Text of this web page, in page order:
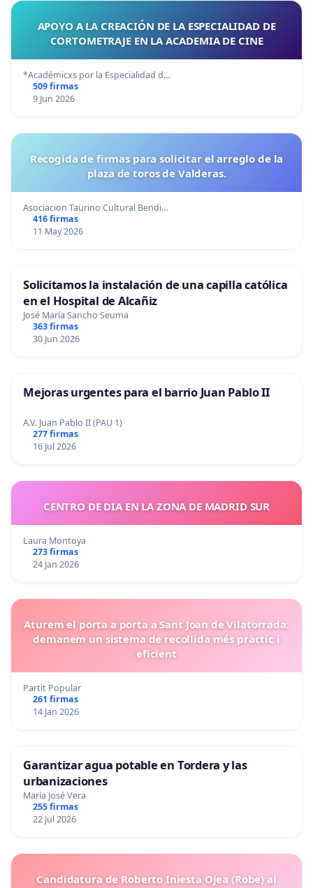
APOYO A LA CREACIÓN DE LA ESPECIALIDAD DE
CORTOMETRAJE EN LA ACADEMIA DE CINE
*Académicxs por la Especialidad d…
509 firmas
9 Jun 2026
Recogida de firmas para solicitar el arreglo de la
plaza de toros de Valderas.
Asociacion Taurino Cultural Bendi…
416 firmas
11 May 2026
Solicitamos la instalación de una capilla católica
en el Hospital de Alcañiz
José María Sancho Seuma
363 firmas
30 Jun 2026
Mejoras urgentes para el barrio Juan Pablo II
A.V. Juan Pablo II (PAU 1)
277 firmas
16 Jul 2026
CENTRO DE DIA EN LA ZONA DE MADRID SUR
Laura Montoya
273 firmas
24 Jan 2026
Aturem el porta a porta a Sant Joan de Vilatorrada:
demanem un sistema de recollida més pràctic i
eficient
Partit Popular
261 firmas
14 Jan 2026
Garantizar agua potable en Tordera y las
urbanizaciones
María José Vera
255 firmas
22 Jul 2026
Candidatura de Roberto Iniesta Ojea (Robe) al